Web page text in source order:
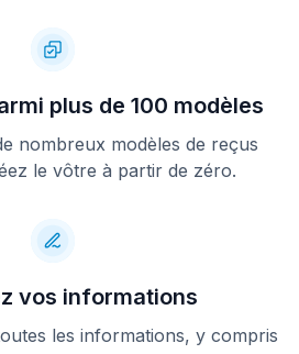
plus de 100 modèles
nombreux modèles de reçus
le vôtre à partir de zéro.
vos informations
les informations, y compris